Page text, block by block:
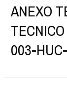
ANEXO
003-